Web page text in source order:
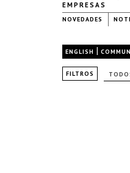
EMPRESAS
NOVEDADES
ENGLISH |
FILTROS